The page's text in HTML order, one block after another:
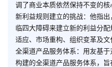
调了商业本质依然保持不变的核
新利益规则建立的挑战：他指
临四大障碍来建立新的利益分
适应、市场重构、组织变革及文
全渠道产品服务体系：用友基
构建的全渠道产品服务体系，